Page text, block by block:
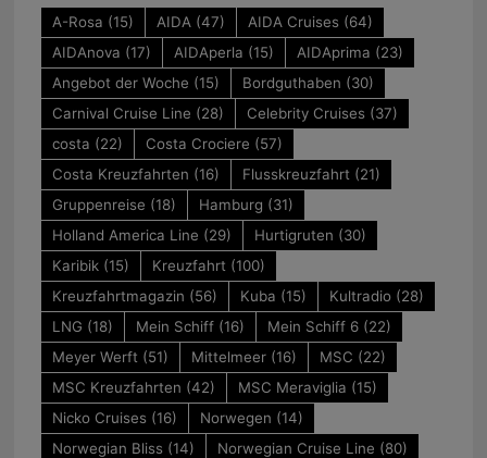
A-Rosa (15) AIDA (47) AIDA Cruises (64)
AIDAnova (17) AIDAperla (15) AIDAprima (23)
Angebot der Woche (15) Bordguthaben (30)
Carnival Cruise Line (28) Celebrity Cruises (37)
costa (22) Costa Crociere (57)
Costa Kreuzfahrten (16) Flusskreuzfahrt (21)
Gruppenreise (18) Hamburg (31)
Holland America Line (29) Hurtigruten (30)
Karibik(15) Kreuzfahrt (100)
Kreuzfahrtmagazin (56) Kuba (15) Kultradio(28)
LNG (18) Mein Schiff(16) Mein Schiff 6(22)
Meyer Werft (51) Mittelmeer(16) MSC (22)
MSC Kreuzfahrten (42) MSC Meraviglia (15)
Nicko Cruises (16) Norwegen (14)
Norwegian Bliss (14) Norwegian Cruise Line (80)